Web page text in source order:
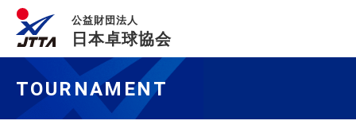
公益財団法人
日本卓球協会
TOURNAMENT